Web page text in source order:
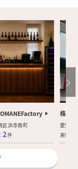
区浜寺南町
2件
株式
愛知県
実績・